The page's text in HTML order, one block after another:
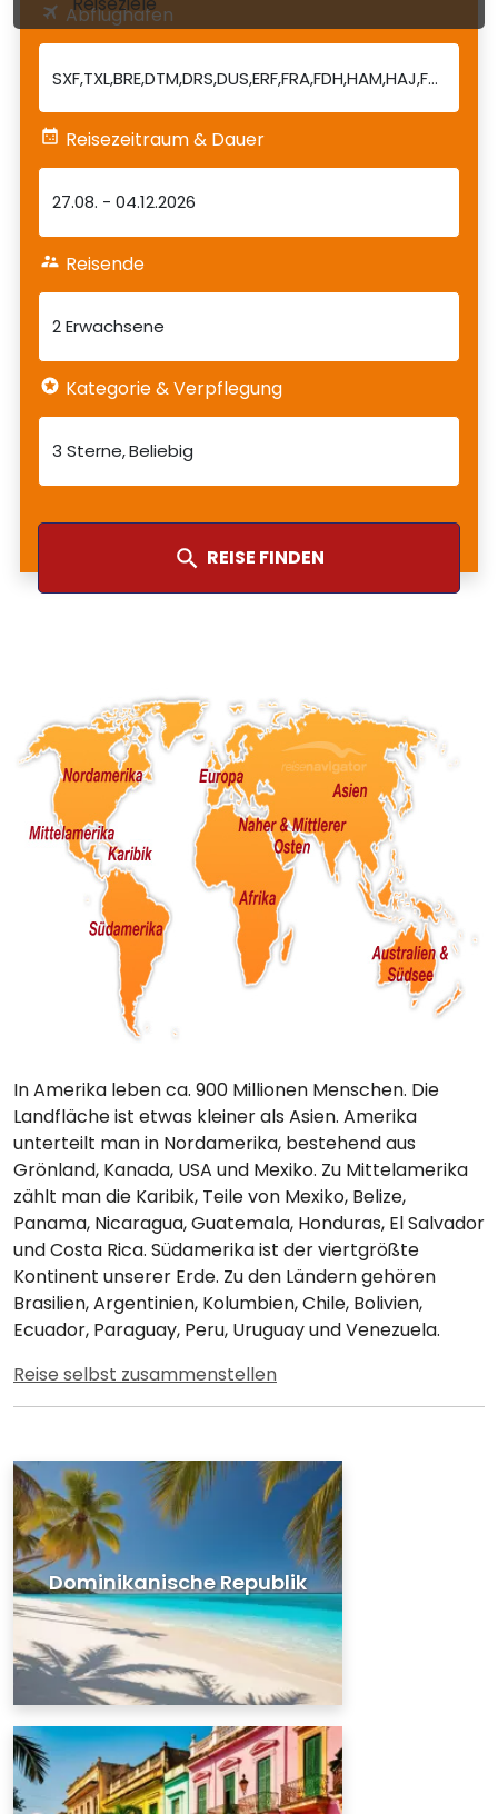
Abflughafen
Reisezeitraum & Dauer
27.08. -04.12.2026
Reisende
2 Erwachsene
Kategorie & Verpflegung
3 Sterne Beliebig
REISE FINDEN
In Amerika leben ca. 900 Millionen Menschen. Die
Landfläche ist etwas kleiner als Asien. Amerika
unterteilt man in Nordamerika, bestehend aus
Grönland, Kanada, USA und Mexiko. Zu Mittelamerika
zählt man die Karibik, Teile von Mexiko, Belize,
Panama, Nicaragua, Guatemala, Honduras, El Salvador
und Costa Rica. Südamerika ist der viertgrößte
Kontinent unserer Erde. Zu den Ländern gehören
Brasilien, Argentinien, Kolumbien, Chile, Bolivien,
Ecuador, Paraguay, Peru, Uruguay und Venezuela.
Reise selbst zusammenstellen
Dominikanische Republik